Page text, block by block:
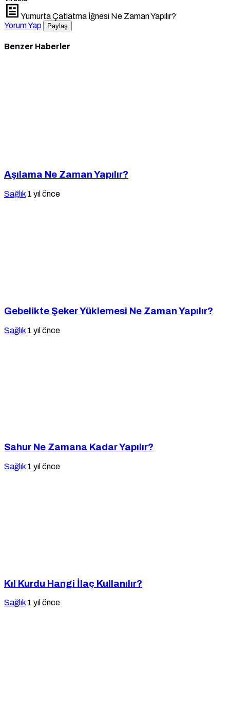
Yumurta Çatlatma İğnesi Ne Zaman Yapılır?
Yorum Yap
Paylaş
Benzer Haberler
Aşılama Ne Zaman Yapılır?
Sağlık 1 yıl önce
Gebelikte Şeker Yüklemesi Ne Zaman Yapılır?
Sağlık 1 yıl önce
Sahur Ne Zamana Kadar Yapılır?
Sağlık 1 yıl önce
Kıl Kurdu Hangi İlaç Kullanılır?
Sağlık 1 yıl önce